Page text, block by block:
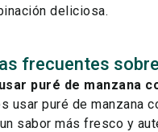
deliciosa.
frecuentes
puré de manzana
usar puré de manzana
sabor más fresco y